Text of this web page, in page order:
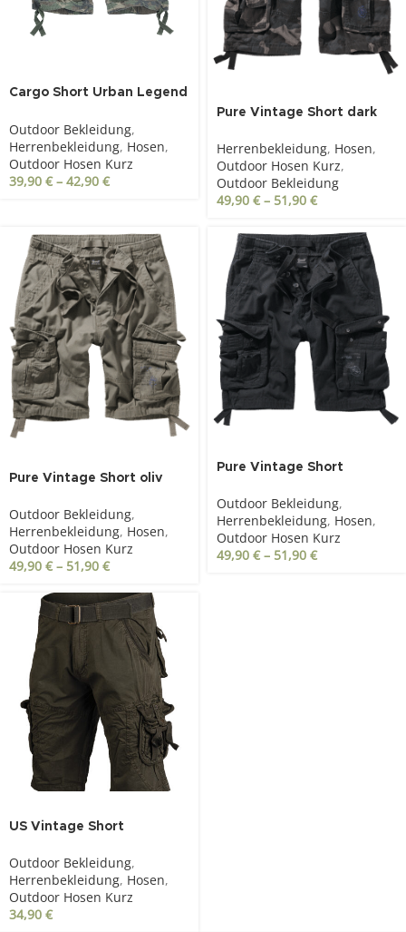
Cargo Short Urban Legend
Outdoor Bekleidung,
Herrenbekleidung, Hosen,
Outdoor Hosen Kurz
39,90 €– 42,90 €
Pure Vintage Short dark
Herrenbekleidung, Hosen,
Outdoor Hosen Kurz,
Outdoor Bekleidung
49,90 €– 51,90 €
Pure Vintage Short oliv
Outdoor Bekleidung,
Herrenbekleidung, Hosen,
Outdoor Hosen Kurz
49,90 €– 51,90 €
Pure Vintage Short
Outdoor Bekleidung,
Herrenbekleidung, Hosen,
Outdoor Hosen Kurz
49,90 €– 51,90 €
US Vintage Short
Outdoor Bekleidung,
Herrenbekleidung, Hosen,
Outdoor Hosen Kurz
34,90 €